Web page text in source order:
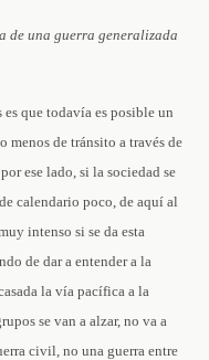
de una guerra generalizada
que todavía es posible un
menos de tránsito a través de
ese lado, si la sociedad se
calendario poco, de aquí al
intenso si se da esta
de dar a entender a la
la vía pacífica a la
se van a alzar, no va a
civil, no una guerra entre